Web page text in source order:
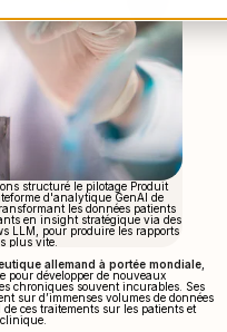
structuré le pilotage Produit
d'analytique GenAI de
les données patients
en insight stratégique via des
LLM, pour produire les rapports
plus vite.
allemand à portée mondiale
pour développer de nouveaux
chroniques souvent incurables. Ses
sur d’immenses volumes de données
de ces traitements sur les patients et